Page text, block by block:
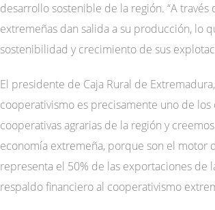
desarrollo sostenible de la región. “A
extremeñas dan salida a su producción, lo
sostenibilidad y crecimiento de sus
El presidente de Caja Rural de
cooperativismo es precisamente uno de
cooperativas agrarias de la región y
economía extremeña, porque son el motor
representa el 50% de las exportaciones de
respaldo financiero al cooperativismo